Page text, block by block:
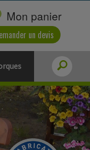
Mon panier
un devis